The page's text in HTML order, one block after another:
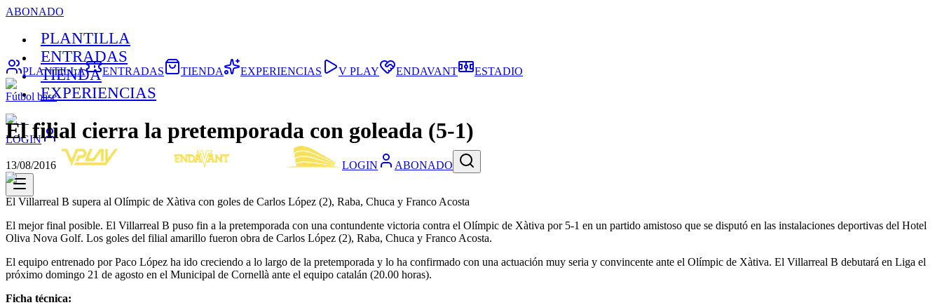
ABONADO
PLANTILLA
ENTRADAS
TIENDA
EXPERIENCIAS
LOGIN
LOGIN ABONADO
PLANTILLA ENTRADAS TIENDA EXPERIENCIAS V PLAY ENDAVANT ESTADIO
Fútbol base
El filial cierra la pretemporada con goleada (5-1)
13/08/2016
El Villarreal B supera al Olímpic de Xàtiva con goles de Carlos López (2), Raba, Chuca y Franco Acosta
El mejor final posible. El Villarreal B puso fin a la pretemporada con una contundente victoria contra el Olímpic de Xàtiva por 5-1 en un partido amistoso que se disputó en las instalaciones deportivas del Hotel
Oliva Nova Golf. Los goles del filial amarillo fueron obra de Carlos López (2), Raba, Chuca y Franco Acosta.
El equipo entrenado por Paco López ha ido creciendo a lo largo de la pretemporada y lo ha confirmado con una actuación muy seria y convincente ante el Olímpic de Xàtiva. El Villarreal B debutará en Liga el
próximo domingo 21 de agosto en el Municipal de Cornellà ante el equipo catalán (20.00 horas).
Ficha técnica: